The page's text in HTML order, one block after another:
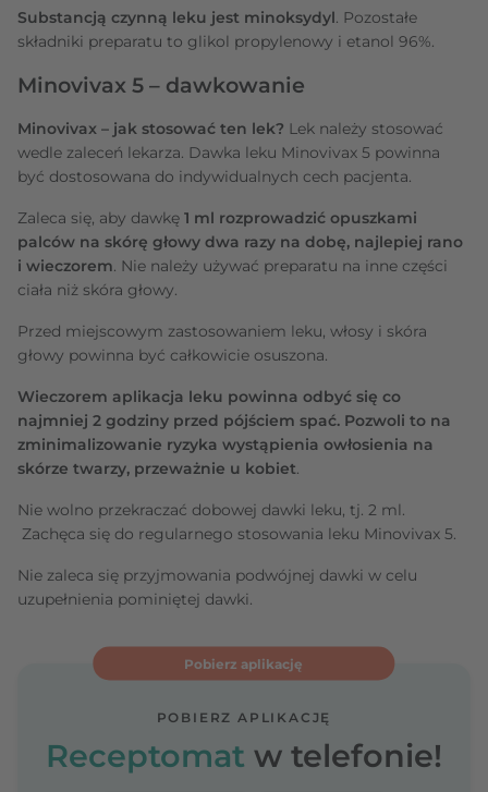
Substancją czynną leku jest minoksydyl. Pozostałe
składniki preparatu to glikol propylenowy i etanol 96%.
Minovivax 5 – dawkowanie
Minovivax – jak stosować ten lek? Lek należy stosować
wedle zaleceń lekarza. Dawka leku Minovivax 5 powinna
być dostosowana do indywidualnych cech pacjenta.
Zaleca się, aby dawkę 1 ml rozprowadzić opuszkami
palców na skórę głowy dwa razy na dobę, najlepiej rano
i wieczorem. Nie należy używać preparatu na inne części
ciała niż skóra głowy.
Przed miejscowym zastosowaniem leku, włosy i skóra
głowy powinna być całkowicie osuszona.
Wieczorem aplikacja leku powinna odbyć się co
najmniej 2 godziny przed pójściem spać. Pozwoli to na
zminimalizowanie ryzyka wystąpienia owłosienia na
skórze twarzy, przeważnie u kobiet.
Nie wolno przekraczać dobowej dawki leku, tj. 2 ml.
Zachęca się do regularnego stosowania leku Minovivax 5.
Nie zaleca się przyjmowania podwójnej dawki w celu
uzupełnienia pominiętej dawki.
Pobierz aplikację
POBIERZ APLIKACJĘ
Receptomat w telefonie!